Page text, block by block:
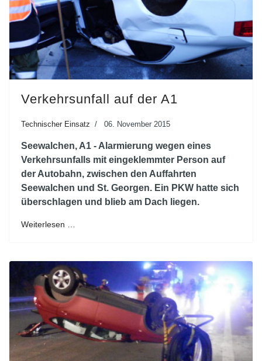
Verkehrsunfall auf der A1
Technischer Einsatz 06. November 2015
Seewalchen, A1 - Alarmierung wegen eines
Verkehrsunfalls mit eingeklemmter Person auf
der Autobahn, zwischen den Auffahrten
Seewalchen und St. Georgen. Ein PKW hatte sich
überschlagen und blieb am Dach liegen.
Weiterlesen …